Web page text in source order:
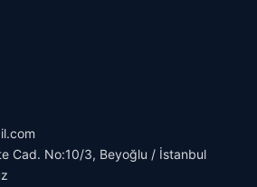
Cad. No:10/3, Beyoğlu / İstanbul